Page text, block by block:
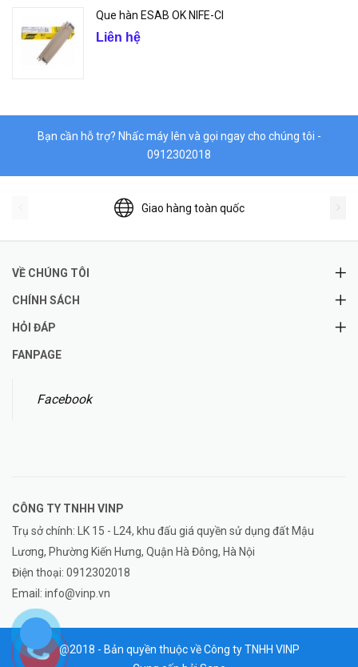
Que hàn ESAB OK NIFE-CI
Liên hệ
Bạn cần hỗ trợ? Nhấc máy lên và gọi ngay cho chúng tôi -
0912302018
Giao hàng toàn quốc
VỀ CHÚNG TÔI
CHÍNH SÁCH
HỎI ĐÁP
FANPAGE
Facebook
CÔNG TY TNHH VINP
Trụ sở chính: LK 15 - L24, khu đấu giá quyền sử dụng đất Mậu
Lương, Phường Kiến Hưng, Quận Hà Đông, Hà Nội
Điện thoại: 0912302018
Email: info@vinp.vn
@2018 - Bản quyền thuộc về Công ty TNHH VINP